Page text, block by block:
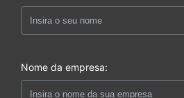
Nome da empresa: